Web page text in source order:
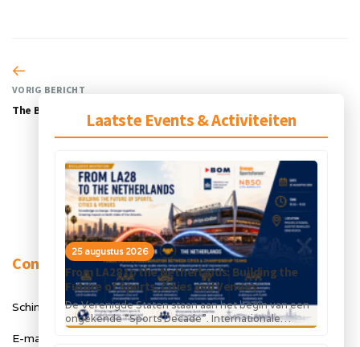
Laatste Events & Activiteiten
25 augustus 2026
From LA28 to the Netherlands: Building the
Future of Sports, Cities and Venues
De Verenigde Staten staan aan het begin van een
ongekende “Sports Decade”. Internationale
topsportevenementen en grote investeringen in
VORIG BERICHT
The Bridge Business Innovators
Contact
Schimmelt 40, 5611 ZX Eindhoven
E-mail: info@orangesportsforum.com